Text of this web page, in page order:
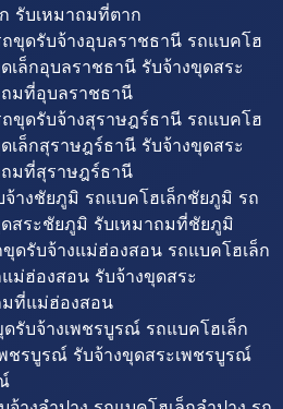
รับเหมาถมที่ตาก
ขุดรับจ้างอุบลราชธานี รถแบคโฮ
เล็กอุบลราชธานี รับจ้างขุดสระ
มที่อุบลราชธานี
ขุดรับจ้างสุราษฎร์ธานี รถแบคโฮ
เล็กสุราษฎร์ธานี รับจ้างขุดสระ
มที่สุราษฎร์ธานี
างชัยภูมิ รถแบคโฮเล็กชัยภูมิ รถ
สระชัยภูมิ รับเหมาถมที่ชัยภูมิ
ดรับจ้างแม่ฮ่องสอน รถแบคโฮเล็ก
ม่ฮ่องสอน รับจ้างขุดสระ
มที่แม่ฮ่องสอน
รับจ้างเพชรบูรณ์ รถแบคโฮเล็ก
ชรบูรณ์ รับจ้างขุดสระเพชรบูรณ์